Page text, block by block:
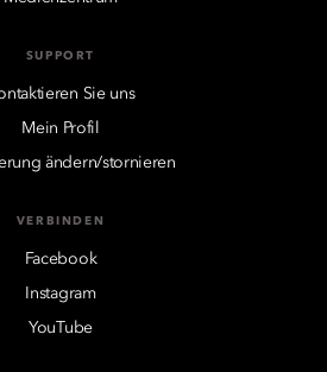
SUPPORT
Sie uns
Mein Profil
ändern/stornieren
VERBINDEN
Facebook
Instagram
YouTube